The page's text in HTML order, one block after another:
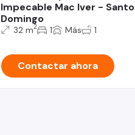
Impecable Mac Iver - Santo
Domingo
32 m2 1 Más 1
Contactar ahora